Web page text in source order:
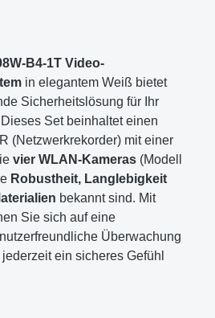
B4-1T Video-
in elegantem Weiß bietet
Sicherheitslösung für Ihr
Set beinhaltet einen
(Netzwerkrekorder) mit einer
vier WLAN-Kameras (Modell
Robustheit, Langlebigkeit
bekannt sind. Mit
Sie sich auf eine
Überwachung
ein sicheres Gefühl